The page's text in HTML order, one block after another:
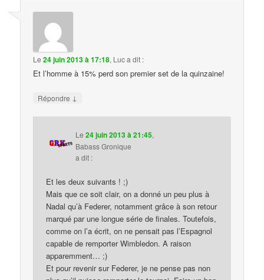
Le24 juin 2013 à 17:18, Luca dit :
Et l’homme à 15% perd son premier set de la quinzaine!
Répondre ↓
Le24 juin 2013 à 21:45,
Babass Gronique
a dit :
Et les deux suivants ! ;)
Mais que ce soit clair, on a donné un peu plus à
Nadal qu’à Federer, notamment grâce à son retour
marqué par une longue série de finales. Toutefois,
comme on l’a écrit, on ne pensait pas l’Espagnol
capable de remporter Wimbledon. A raison
apparemment… ;)
Et pour revenir sur Federer, je ne pense pas non